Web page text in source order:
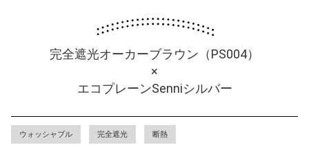
完全遮光オーカーブラウン（PS004）
×
エコプレーンSenniシルバー
ウォッシャブル 完全遮光 断熱